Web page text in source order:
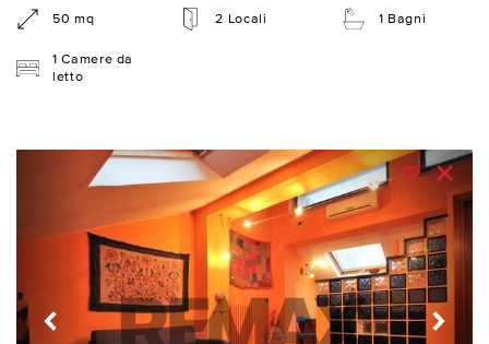
50 mq 2 Locali 1 Bagni
1 Camere da
letto